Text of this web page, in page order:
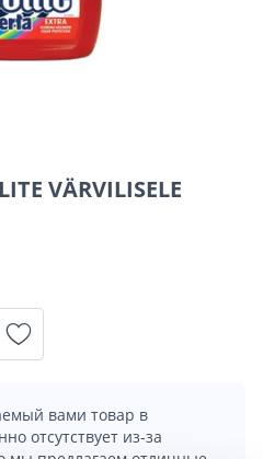
VÄRVILISELE
вами товар в
отсутствует из-за